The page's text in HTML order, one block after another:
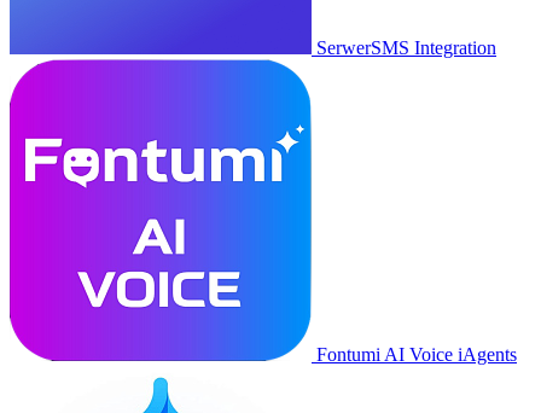
SerwerSMS Integration
Fontumi AI Voice iAgents